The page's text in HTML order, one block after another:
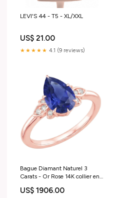
LEVI'S 44 - T5 - XL/XXL
US$ 21.00
★★★★★ 4.1 (9 reviews)
Bague Diamant Naturel 3
Carats - Or Rose 14K collier en
US$ 1906.00